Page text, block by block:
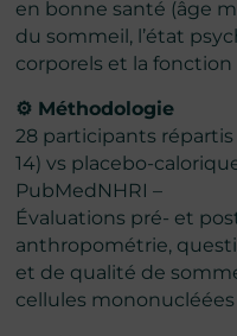
en bonne santé (âge
du sommeil, l’état
corporels et la
⚙️ Méthodologie
28 participants
14) vs placebo-
PubMedNHRI –
Évaluations pré- et
anthropométrie,
et de qualité de
cellules